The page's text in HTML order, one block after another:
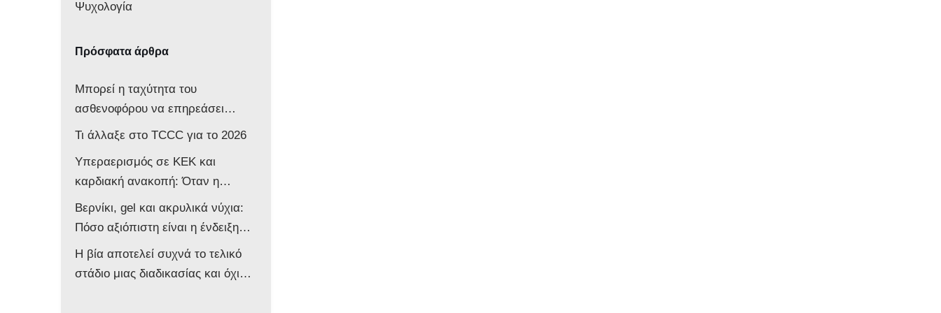
Ψυχολογία
Πρόσφατα άρθρα
Μπορεί η ταχύτητα του
ασθενοφόρου να επηρεάσει
νευρολογικά ένα βρέφος;
Τι άλλαξε στο TCCC για το 2026
Υπεραερισμός σε ΚΕΚ και
καρδιακή ανακοπή: Όταν η
επιθετική αντιμετώπιση βλάπτει
τον ασθενή
Βερνίκι, gel και ακρυλικά νύχια:
Πόσο αξιόπιστη είναι η ένδειξη
του παλμικού οξυμέτρου στο
ασθενοφόρο;
Η βία αποτελεί συχνά το τελικό
στάδιο μιας διαδικασίας και όχι